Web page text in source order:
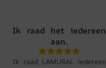
Ik raad het iedereen
aan.
Ik raad LAMURAL iedereen